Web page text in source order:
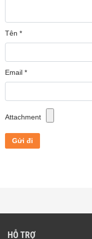
Tên *
Email *
Attachment
HỖ TRỢ